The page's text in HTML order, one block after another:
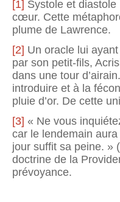
[1] Systole et
cœur. Cette
plume de Lawrence.
[2] Un oracle lui
par son petit-fils,
dans une tour
introduire et à la
pluie d’or. De cette
[3] « Ne vous
car le lendemain
jour suffit sa peine. »
doctrine de la
prévoyance.